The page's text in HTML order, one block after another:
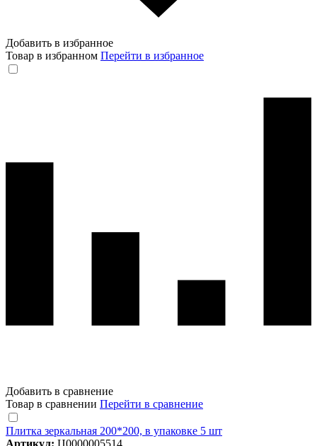
Добавить в избранное
Товар в избранном Перейти в избранное
Добавить в сравнение
Товар в сравнении Перейти в сравнение
Плитка зеркальная 200*200, в упаковке 5 шт
Артикул: Ц0000005514